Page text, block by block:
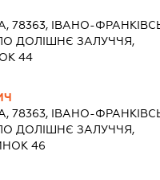
78363, ІВАНО-
ДОЛІШНЄ ЗАЛУЧЧЯ,
44
78363, ІВАНО-
ДОЛІШНЄ ЗАЛУЧЧЯ,
46